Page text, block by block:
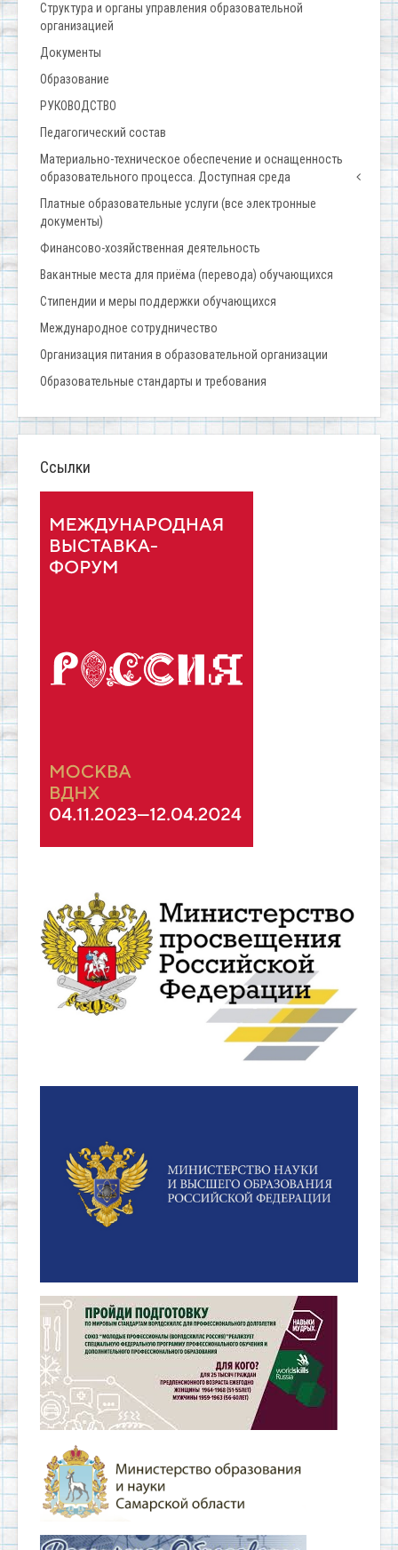
Структура и органы управления образовательной
организацией
Документы
Образование
РУКОВОДСТВО
Педагогический состав
Материально-техническое обеспечение и оснащенность
образовательного процесса. Доступная среда
Платные образовательные услуги (все электронные
документы)
Финансово-хозяйственная деятельность
Вакантные места для приёма (перевода) обучающихся
Стипендии и меры поддержки обучающихся
Международное сотрудничество
Организация питания в образовательной организации
Образовательные стандарты и требования
Ссылки